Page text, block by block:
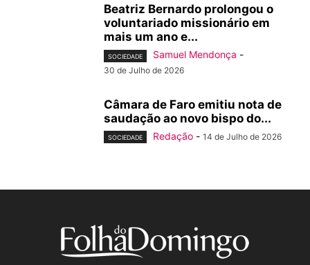
Beatriz Bernardo prolongou o
voluntariado missionário em
mais um ano e...
SOCIEDADE Samuel Mendonça -
30 de Julho de 2026
Câmara de Faro emitiu nota de
saudação ao novo bispo do...
SOCIEDADE Redação - 14 de Julho de 2026